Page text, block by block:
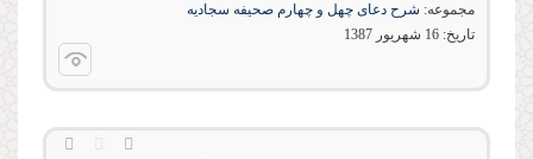
مجموعه: شرح دعای چهل و چهارم صحیفه سجادیه
تاریخ: 16 شهريور 1387